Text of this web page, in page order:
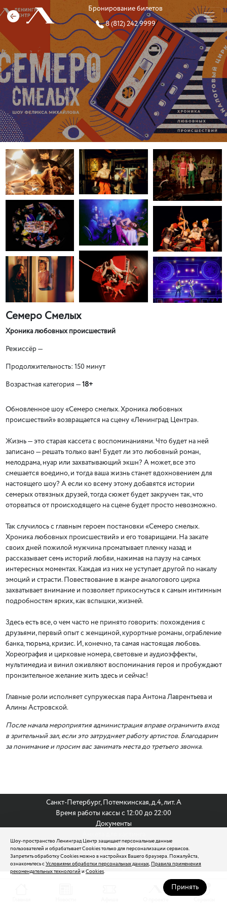
Шоу-пространство Ленинград Центр защищает персональные данные
пользователей и обрабатывает Cookies только для персонализации сервисов.
Запретить обработку Cookies можно в настройках Вашего браузера. Пожалуйста,
ознакомьтесь сУсловиями обработки персональных данных,Правила применения
рекомендательных технологийи Cookies.
Принять
Бронирование билетов
8 (812) 242 9999
Семеро Смелых
Хроника любовных происшествий
Режиссёр—
Продолжительность: 150 минут
Возрастная категория —18+
Обновленное шоу «Семеро смелых. Хроника любовных
происшествий» возвращается на сцену «Ленинград Центра».
Жизнь — это старая кассета с воспоминаниями. Что будет на ней
записано — решать только вам! Будет ли это любовный роман,
мелодрама, нуар или захватывающий экшн? А может, все это
смешается воедино, и тогда ваша жизнь станет вдохновением для
настоящего шоy? А если ко всему этому добавятся истории
семерых отвязных друзей, тогда сюжет будет закручен так, что
оторваться от происходящего на сцене будет просто невозможно.
Так случилось с главным героем постановки «Семеро смелых.
Хроника любовных происшествий» и его товарищами. На закате
своих дней пожилой мужчина проматывает пленку назад и
рассказывает семь историй любви, нажимая на паузу на самых
интересных моментах. Каждая из них не уступает другой по накалу
эмоций и страсти. Повествование в жанре аналогового цирка
захватывает внимание и позволяет прикоснуться к самым интимным
подробностям ярких, как вспышки, жизней.
Здесь есть все, о чем часто не принято говорить: похождения с
друзьями, первый опыт с женщиной, курортные романы, ограбление
банка, тюрьма, кризис. И, конечно, та самая настоящая любовь.
Хореография и цирковые номера, световые и аудиоэффекты,
мультимедиа и винил оживляют воспоминания героя и пробуждают
пронзительное желание жить здесь и сейчас!
Главные роли исполняет супружеская пара Антона Лаврентьева и
Алины Астровской.
После начала мероприятия администрация вправе ограничить вход
в зрительный зал, если это затрудняет работу артистов. Благодарим
за понимание и просим вас занимать места до третьего звонка.
Санкт-Петербург, Потемкинская, д.4, лит. А
Время работы кассы с 12:00 до 22:00
Документы
По всем вопросам:
8 (812) 242 9999
reservation@leningradcenter.ru